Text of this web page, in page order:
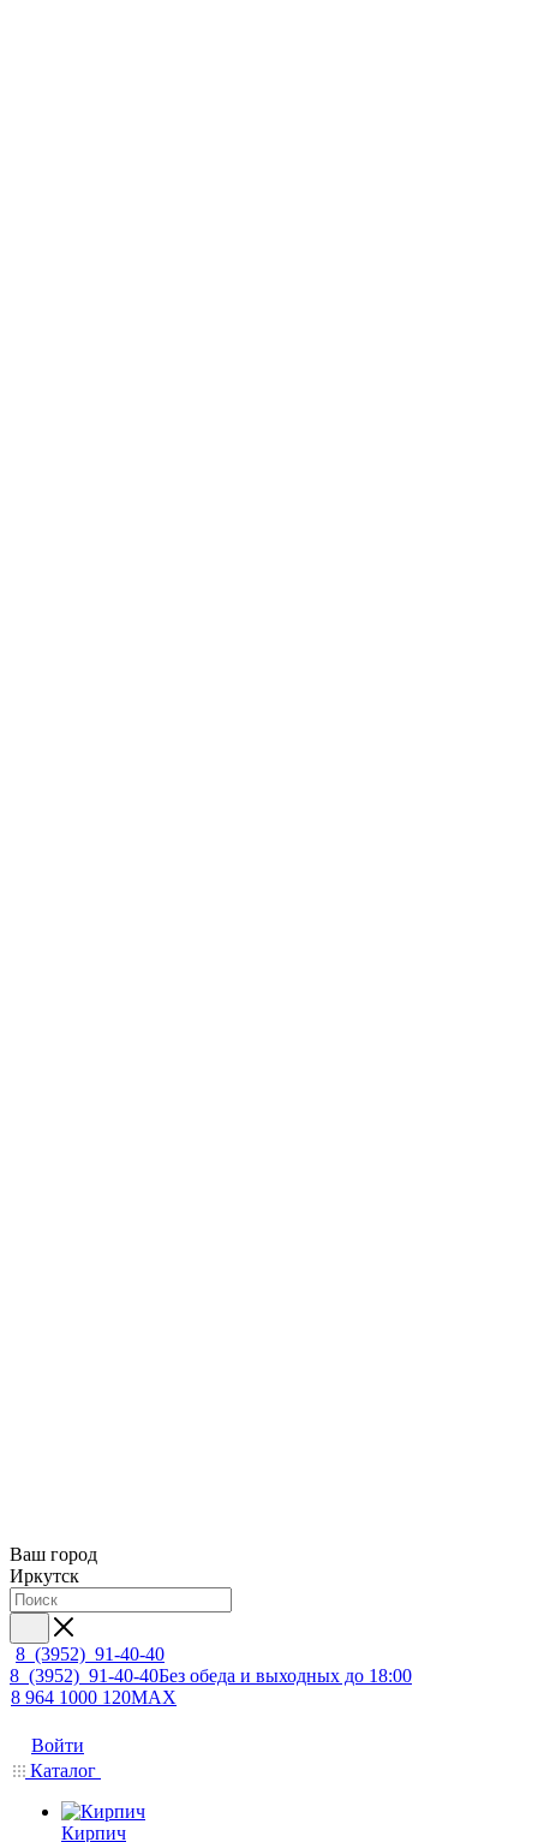
Ваш город
Иркутск
8 (3952) 91-40-40
8 (3952) 91-40-40Без обеда и выходных до 18:00
8 964 1000 120MAX
Войти
Каталог
Кирпич